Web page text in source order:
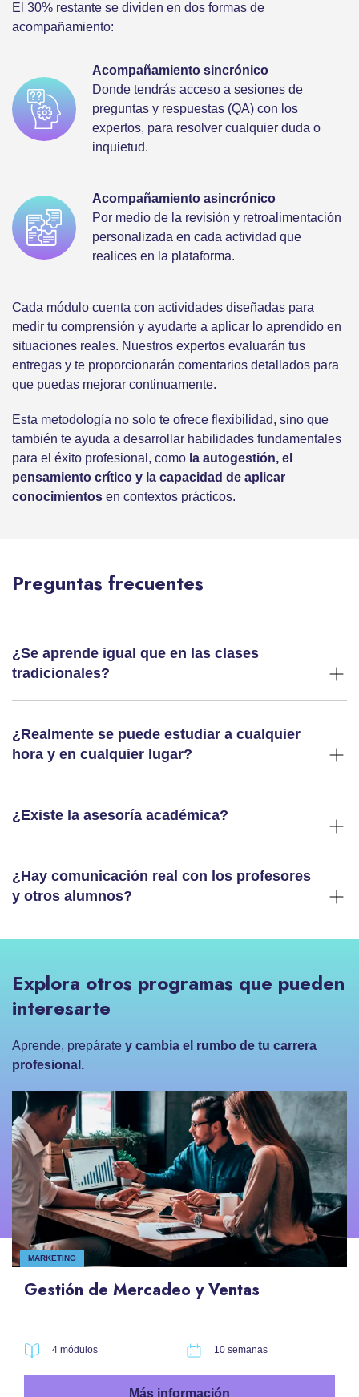
El 30% restante se dividen en dos formas de
acompañamiento:
Acompañamiento sincrónico
Donde tendrás acceso a sesiones de
preguntas y respuestas (QA) con los
expertos, para resolver cualquier duda o
inquietud.
Acompañamiento asincrónico
Por medio de la revisión y retroalimentación
personalizada en cada actividad que
realices en la plataforma.
Cada módulo cuenta con actividades diseñadas para
medir tu comprensión y ayudarte a aplicar lo aprendido en
situaciones reales. Nuestros expertos evaluarán tus
entregas y te proporcionarán comentarios detallados para
que puedas mejorar continuamente.
Esta metodología no solo te ofrece flexibilidad, sino que
también te ayuda a desarrollar habilidades fundamentales
para el éxito profesional, como la autogestión, el
pensamiento crítico y la capacidad de aplicar
conocimientos en contextos prácticos.
Preguntas frecuentes
¿Se aprende igual que en las clases
tradicionales?
¿Realmente se puede estudiar a cualquier
hora y en cualquier lugar?
¿Existe la asesoría académica?
¿Hay comunicación real con los profesores
y otros alumnos?
Explora otros programas que pueden
interesarte
Aprende, prepárate y cambia el rumbo de tu carrera
profesional.
MARKETING
Gestión de Mercadeo y Ventas
4 módulos 10 semanas
Más información